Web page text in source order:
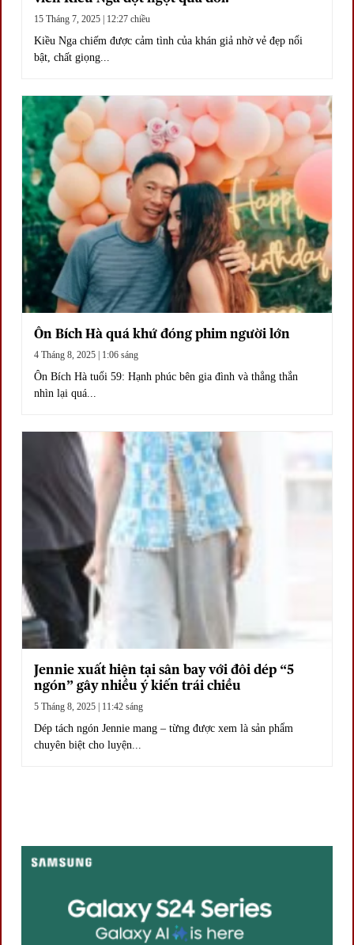
15 Tháng 7, 2025 | 12:27 chiều
Kiều Nga chiếm được cảm tình của khán giả nhờ vẻ đẹp nổi
bật, chất giọng...
Ôn Bích Hà quá khứ đóng phim người lớn
4 Tháng 8, 2025 | 1:06 sáng
Ôn Bích Hà tuổi 59: Hạnh phúc bên gia đình và thẳng thắn
nhìn lại quá...
Jennie xuất hiện tại sân bay với đôi dép “5
ngón” gây nhiều ý kiến trái chiều
5 Tháng 8, 2025 | 11:42 sáng
Dép tách ngón Jennie mang – từng được xem là sản phẩm
chuyên biệt cho luyện...